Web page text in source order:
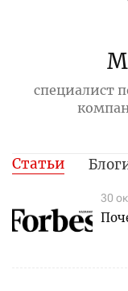
специалист
Статьи
30